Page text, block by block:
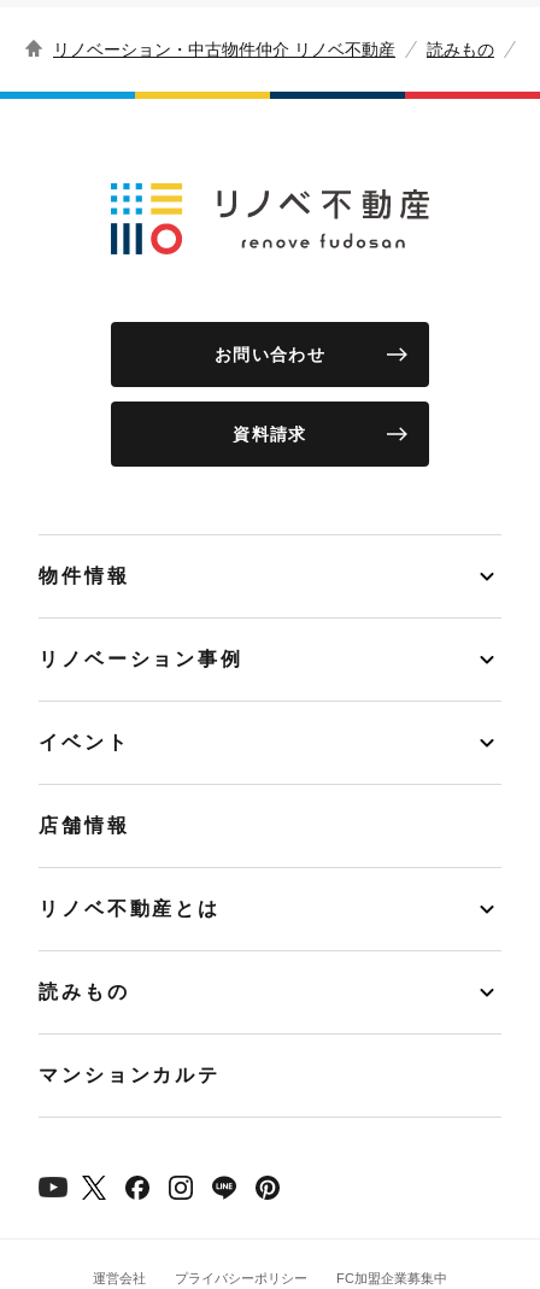
リノベーション・中古物件仲介 リノベ不動産 読みもの
お問い合わせ
資料請求
物件情報
リノベーション事例
イベント
店舗情報
リノベ不動産とは
読みもの
マンションカルテ
運営会社 プライバシーポリシー FC加盟企業募集中